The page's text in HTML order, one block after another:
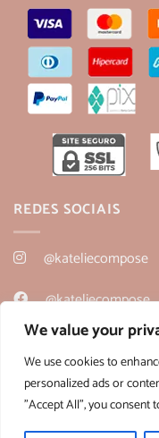
We value your
We use cookies to
personalized ads or
"Accept All", you consent
REDES SOCIAIS
@kateliecompose
@kateliecompose
@kateliecompose